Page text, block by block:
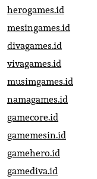
herogames.id
mesingames.id
divagames.id
vivagames.id
musimgames.id
namagames.id
gamecore.id
gamemesin.id
gamehero.id
gamediva.id